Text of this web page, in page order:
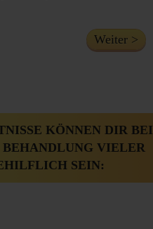
Weiter >
KÖNNEN DIR BEI
BEHANDLUNG VIELER
SEIN: